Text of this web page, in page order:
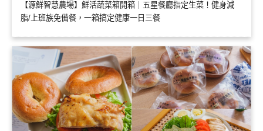
【源鮮智慧農場】鮮活蔬菜箱開箱｜五星餐廳指定生菜！健身減
脂/上班族免備餐，一箱搞定健康一日三餐